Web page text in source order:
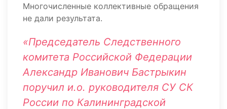
Многочисленные коллективные обращения
не дали результата.
«Председатель Следственного
комитета Российской Федерации
Александр Иванович Бастрыкин
поручил и.о. руководителя СУ СК
России по Калининградской